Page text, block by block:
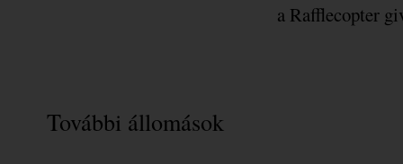
a Rafflecopter
További állomások